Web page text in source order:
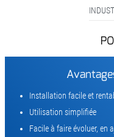
Installation facile et
Utilisation simplifiée
Facile à faire évoluer, en